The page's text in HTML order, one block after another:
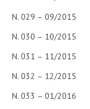
N. 029 – 09/2015
N. 030 – 10/2015
N. 031 – 11/2015
N. 032 – 12/2015
N. 033 – 01/2016